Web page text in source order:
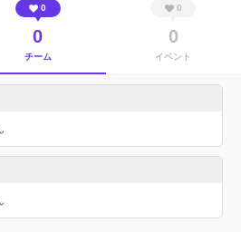
0
0
チーム
0
0
イベント